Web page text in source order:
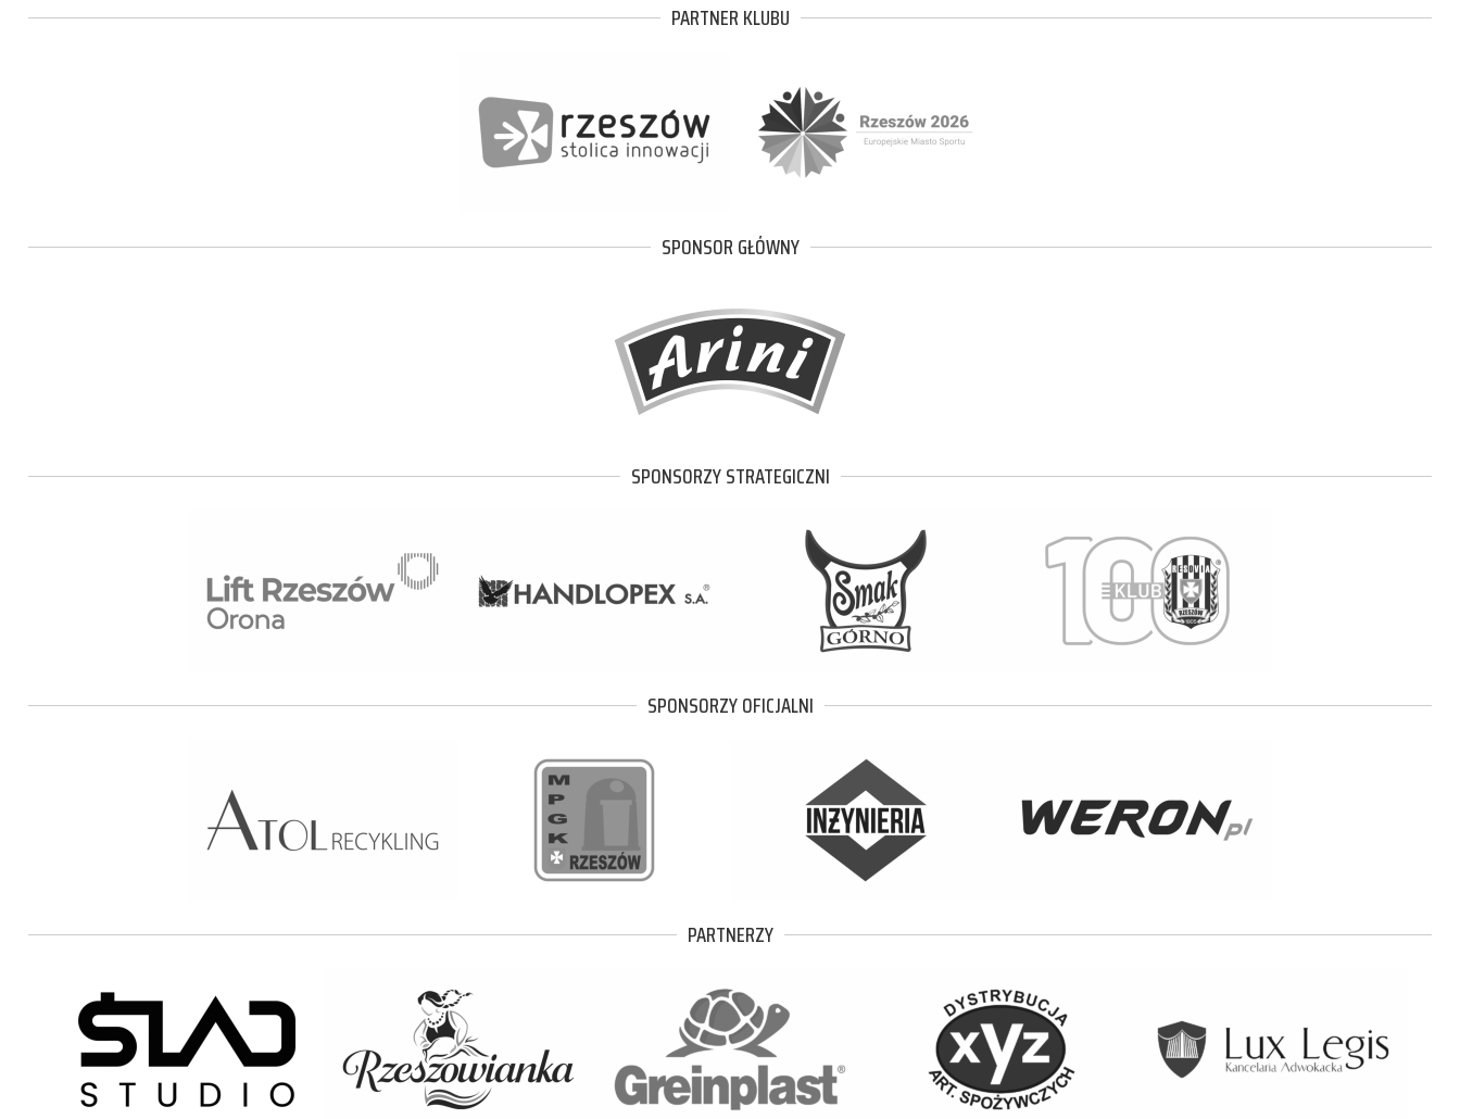
PARTNER KLUBU
SPONSOR GŁÓWNY
SPONSORZY STRATEGICZNI
SPONSORZY OFICJALNI
PARTNERZY